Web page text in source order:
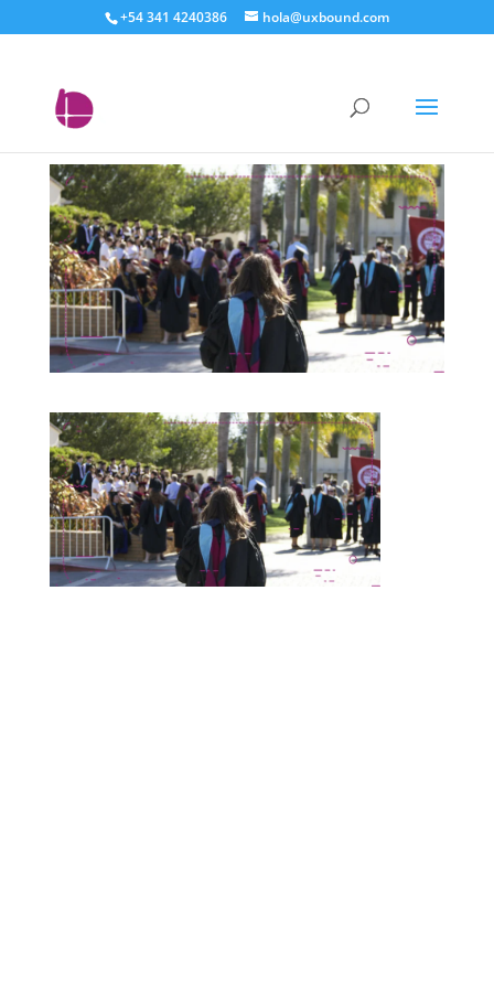
+54 341 4240386 hola@uxbound.com
mejora-tu-estrategia-
inbound